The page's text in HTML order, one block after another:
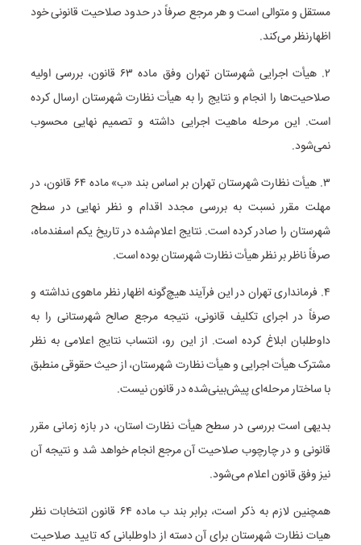
مستقل و متوالی است و هر مرجع صرفاً در حدود صلاحیت قانونی خود
اظهارنظر می‌کند.
۲. هیأت اجرایی شهرستان تهران وفق ماده ۶۳ قانون، بررسی اولیه
صلاحیت‌ها را انجام و نتایج را به هیأت نظارت شهرستان ارسال کرده
است. این مرحله ماهیت اجرایی داشته و تصمیم نهایی محسوب
نمی‌شود.
۳. هیأت نظارت شهرستان تهران بر اساس بند «ب» ماده ۶۴ قانون، در
مهلت مقرر نسبت به بررسی مجدد اقدام و نظر نهایی در سطح
شهرستان را صادر کرده است. نتایج اعلام‌شده در تاریخ یکم اسفندماه،
صرفاً ناظر بر نظر هیأت نظارت شهرستان بوده است.
۴. فرمانداری تهران در این فرآیند هیچ‌گونه اظهار نظر ماهوی نداشته و
صرفاً در اجرای تکلیف قانونی، نتیجه مرجع صالح شهرستانی را به
داوطلبان ابلاغ کرده است. از این رو، انتساب نتایج اعلامی به نظر
مشترک هیأت اجرایی و هیأت نظارت شهرستان، از حیث حقوقی منطبق
با ساختار مرحله‌ای پیش‌بینی‌شده در قانون نیست.
بدیهی است بررسی در سطح هیأت نظارت استان، در بازه زمانی مقرر
قانونی و در چارچوب صلاحیت آن مرجع انجام خواهد شد و نتیجه آن
نیز وفق قانون اعلام می‌شود.
همچنین لازم به ذکر است، برابر بند ب ماده ۶۴ قانون انتخابات نظر
هیات نظارت شهرستان برای آن دسته از داوطلبانی که تایید صلاحیت